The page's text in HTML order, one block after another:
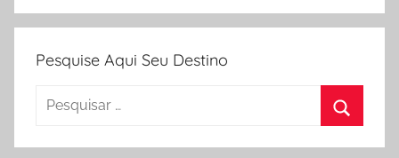
Pesquise Aqui Seu Destino
Pesquisar